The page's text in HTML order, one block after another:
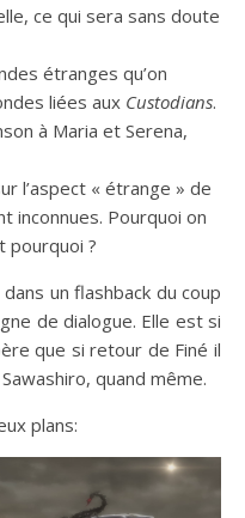
ce qui sera sans doute
étranges qu’on
liées aux Custodians.
à Maria et Serena,
l’aspect « étrange » de
inconnues. Pourquoi on
pourquoi ?
un flashback du coup
de dialogue. Elle est si
que si retour de Finé il
quand même.
plans: